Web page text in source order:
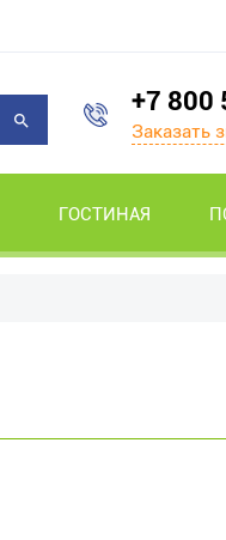
+7 800
Заказать
ГОСТИНАЯ